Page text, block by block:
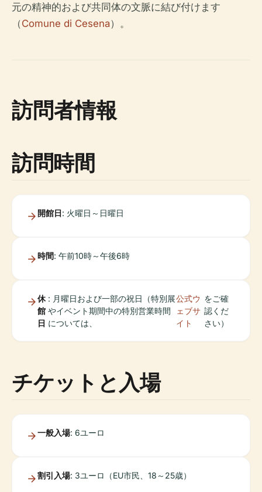
元の精神的および共同体の文脈に結び付けます
（Comune di Cesena）。
訪問者情報
訪問時間
開館日: 火曜日～日曜日
時間: 午前10時～午後6時
休
館
日
: 月曜日および一部の祝日（特別展
やイベント期間中の特別営業時間
については、
公式ウ
ェブサ
イト
をご確
認くだ
さい）
チケットと入場
一般入場: 6ユーロ
割引入場: 3ユーロ（EU市民、18～25歳）